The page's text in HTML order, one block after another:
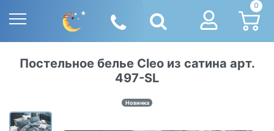
0
Постельное белье Cleo из сатина арт.
497-SL
Новинка